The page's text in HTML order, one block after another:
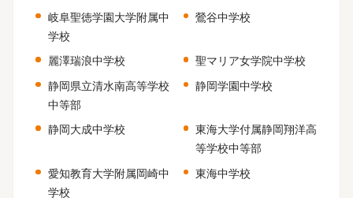
岐阜聖徳学園大学附属中
学校
鶯谷中学校
麗澤瑞浪中学校
聖マリア女学院中学校
静岡県立清水南高等学校
中等部
静岡学園中学校
静岡大成中学校
東海大学付属静岡翔洋高
等学校中等部
愛知教育大学附属岡崎中
学校
東海中学校